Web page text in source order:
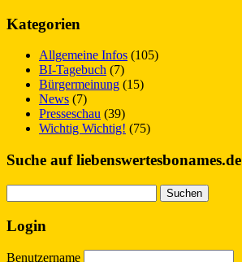
Kategorien
Allgemeine Infos (105)
BI-Tagebuch (7)
Bürgermeinung (15)
News (7)
Presseschau (39)
Wichtig Wichtig! (75)
Suche auf liebenswertesbonames.de
nach:
Login
Benutzername